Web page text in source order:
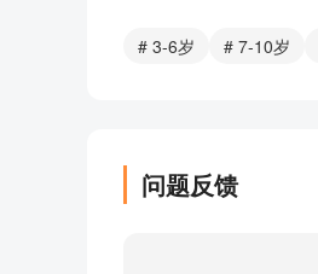
# 3-6岁 # 7-10岁
问题反馈